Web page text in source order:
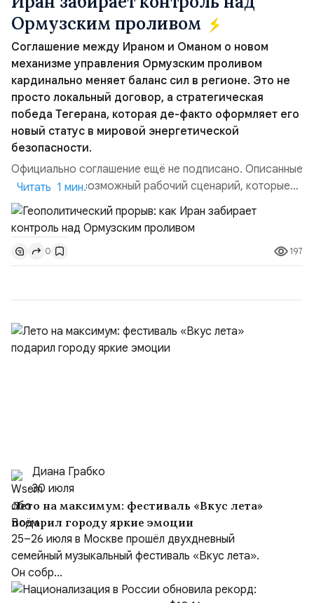
Ормузским проливом
Соглашение между Ираном и Оманом о новом
механизме управления Ормузским проливом
кардинально меняет баланс сил в регионе. Это не
просто локальный договор, а стратегическая
победа Тегерана, которая де-факто оформляет его
новый статус в мировой энергетической
безопасности.
Официально соглашение ещё не подписано. Описанные
пункты — это возможный рабочий сценарий, которые
скорее всего будут реализованы.Разбираем ключевые
тезисы и последствия этого соглашения:. 1. Новые
доли контроля (75 на 25). Было: Ранее Иран и Оман
контролировали пролив на паритетных началах —
50/50. Стало: Новое соглашение закрепляет за
Читать 1 мин.
0 197
Диана Грабко
30 июля
Лето на максимум: фестиваль «Вкус лета»
подарил городу яркие эмоции
25–26 июля в Москве прошёл двухдневный
семейный музыкальный фестиваль «Вкус лета».
Он собр...